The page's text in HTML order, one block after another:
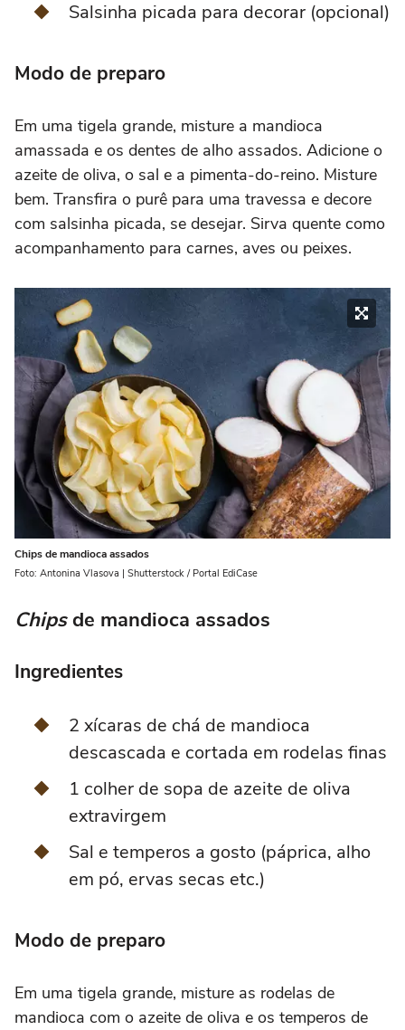
Salsinha picada para decorar (opcional)
Modo de preparo
Em uma tigela grande, misture a mandioca
amassada e os dentes de alho assados. Adicione o
azeite de oliva, o sal e a pimenta-do-reino. Misture
bem. Transfira o purê para uma travessa e decore
com salsinha picada, se desejar. Sirva quente como
acompanhamento para carnes, aves ou peixes.
Chips de mandioca assados
Foto: Antonina Vlasova | Shutterstock / Portal EdiCase
Chipsde mandioca assados
Ingredientes
2 xícaras de chá de mandioca
descascada e cortada em rodelas finas
1 colher de sopa de azeite de oliva
extravirgem
Sal e temperos a gosto (páprica, alho
em pó, ervas secas etc.)
Modo de preparo
Em uma tigela grande, misture as rodelas de
mandioca com o azeite de oliva e os temperos de